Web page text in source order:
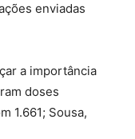
enviadas
a importância
doses
1.661; Sousa,